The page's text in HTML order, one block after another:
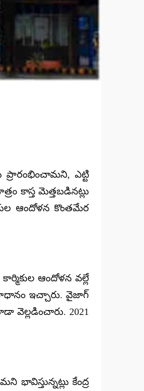
ప్రారంభించామని, ఎట్టి
కాస్త మెత్తబడినట్లు
ఆందోళన కొంతమేర
ఆందోళన వల్లే
ఇచ్చారు. వైజాగ్
వెల్లడించారు. 2021
భావిస్తున్నట్లు కేంద్ర